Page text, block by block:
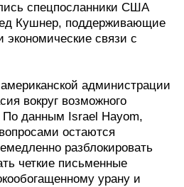
спецпосланники США
Кушнер, поддерживающие
экономические связи с
администрации
вокруг возможного
данным Israel Hayom,
остаются
разблокировать
четкие письменные
урану и